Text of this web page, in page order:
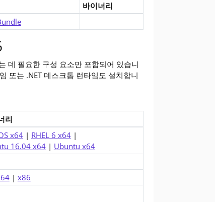
에 대한 다운로드
바이너리
데 필요한 구성 요소만 포함되어 있습니
또는 .NET 데스크톱 런타임도 설치합니
한 다운로드
리
x64| RHEL 6 x64|
16.04 x64| Ubuntu x64
| x86